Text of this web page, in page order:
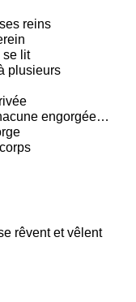
reins
se lit
plusieurs
engorgée…
rêvent et vêlent